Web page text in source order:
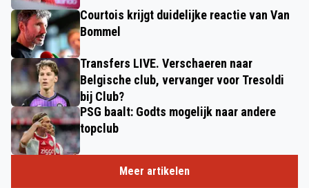
Courtois krijgt duidelijke reactie van Van
Bommel
Transfers LIVE. Verschaeren naar
Belgische club, vervanger voor Tresoldi
bij Club?
PSG baalt: Godts mogelijk naar andere
topclub
Meer artikelen